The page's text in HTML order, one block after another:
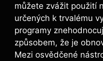
‌můžete zvážit použití
určených ⁢k trvalému
programy
způsobem, že je
Mezi osvědčené